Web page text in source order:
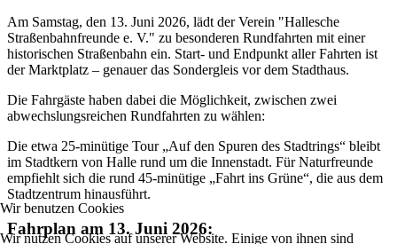
Am Samstag, den 13. Juni 2026, lädt der Verein "Hallesche
Straßenbahnfreunde e. V." zu besonderen Rundfahrten mit einer
historischen Straßenbahn ein. Start- und Endpunkt aller Fahrten ist
der Marktplatz – genauer das Sondergleis vor dem Stadthaus.
Die Fahrgäste haben dabei die Möglichkeit, zwischen zwei
abwechslungsreichen Rundfahrten zu wählen:
Die etwa 25-minütige Tour „Auf den Spuren des Stadtrings“ bleibt
im Stadtkern von Halle rund um die Innenstadt. Für Naturfreunde
empfiehlt sich die rund 45-minütige „Fahrt ins Grüne“, die aus dem
Stadtzentrum hinausführt.
Fahrplan am 13. Juni 2026:
Wir benutzen Cookies
Wir nutzen Cookies auf unserer Website. Einige von ihnen sind